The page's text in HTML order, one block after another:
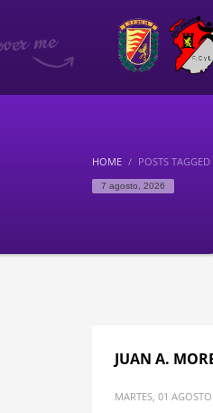
HOME POSTS
7 agosto, 2026
JUAN A.
MARTES, 01